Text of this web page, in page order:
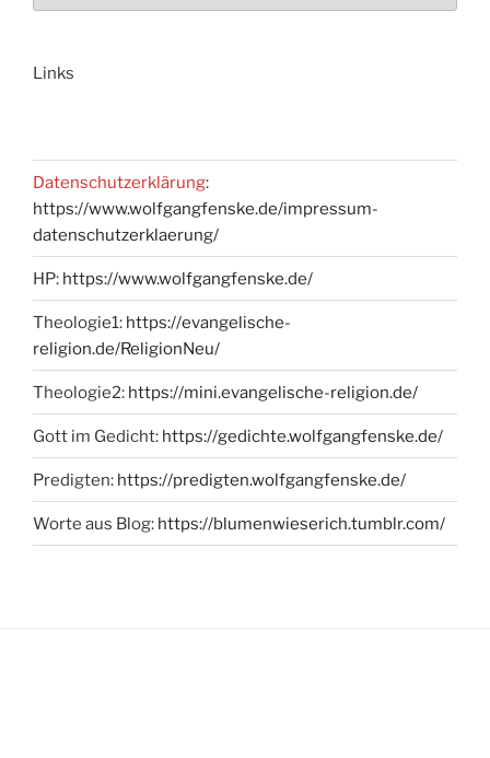
Links
Datenschutzerklärung:
https://www.wolfgangfenske.de/impressum-
datenschutzerklaerung/
HP: https://www.wolfgangfenske.de/
Theologie1: https://evangelische-
religion.de/ReligionNeu/
Theologie2: https://mini.evangelische-religion.de/
Gott im Gedicht: https://gedichte.wolfgangfenske.de/
Predigten: https://predigten.wolfgangfenske.de/
Worte aus Blog: https://blumenwieserich.tumblr.com/